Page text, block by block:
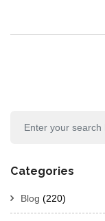
Categories
Blog (220)